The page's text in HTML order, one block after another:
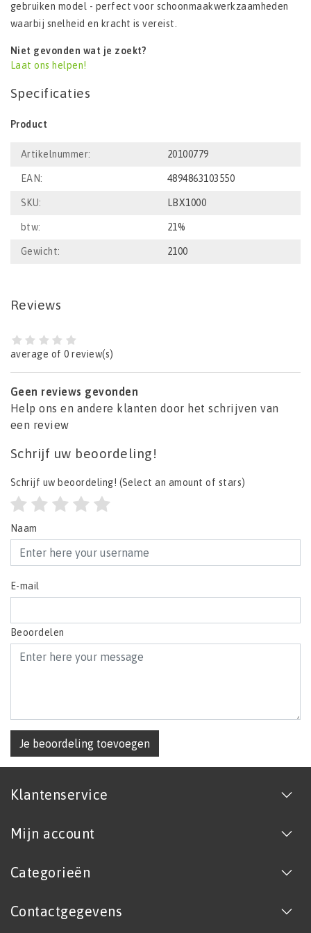
gebruiken model - perfect voor schoonmaakwerkzaamheden
waarbij snelheid en kracht is vereist.
Niet gevonden wat je zoekt?
Laat ons helpen!
Specificaties
Product
Artikelnummer: 20100779
EAN: 4894863103550
SKU: LBX1000
btw: 21%
Gewicht: 2100
Reviews
average of 0 review(s)
Geen reviews gevonden
Help ons en andere klanten door het schrijven van
een review
Schrijf uw beoordeling!
Schrijf uw beoordeling! (Select an amount of stars)
Naam
E-mail
Beoordelen
Je beoordeling toevoegen
Klantenservice
Mijn account
Categorieën
Contactgegevens